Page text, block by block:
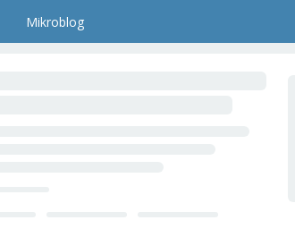
Mikroblog